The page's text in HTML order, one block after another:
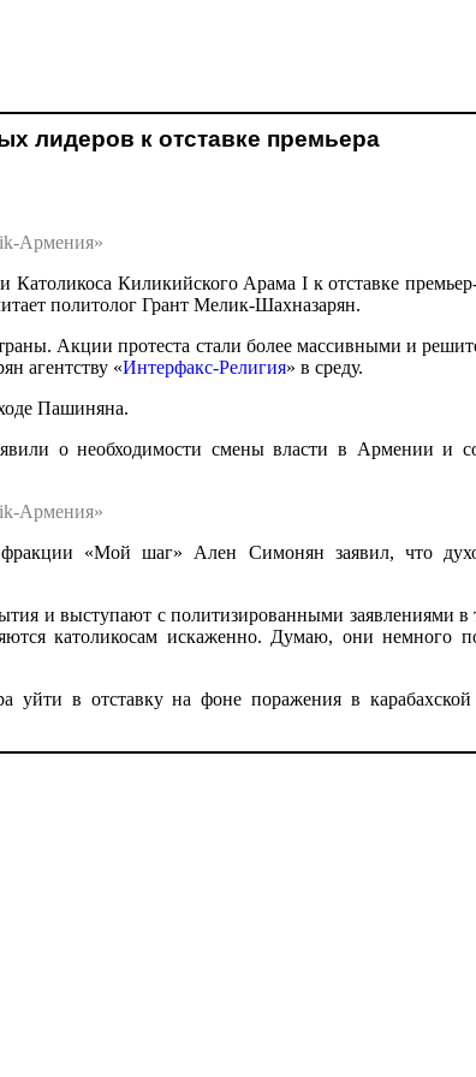
лидеров к отставке премьера
Армения»
Католикоса Киликийского Арама I к отставке
политолог Грант Мелик-Шахназарян.
Акции протеста стали более массивными и
агентству «Интерфакс-Религия» в среду.
Пашиняна.
о необходимости смены власти в Армении и
Армения»
«Мой шаг» Ален Симонян заявил, что
и выступают с политизированными заявлениями в
католикосам искаженно. Думаю, они немного
уйти в отставку на фоне поражения в